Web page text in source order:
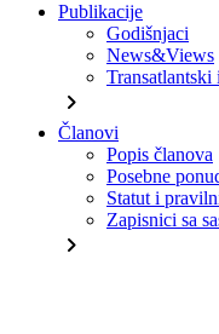
Publikacije
Godišnjaci
News&Views
chevron_right
Članovi
Popis članova
Posebne
Statut i
Zapisnici sa
chevron_right